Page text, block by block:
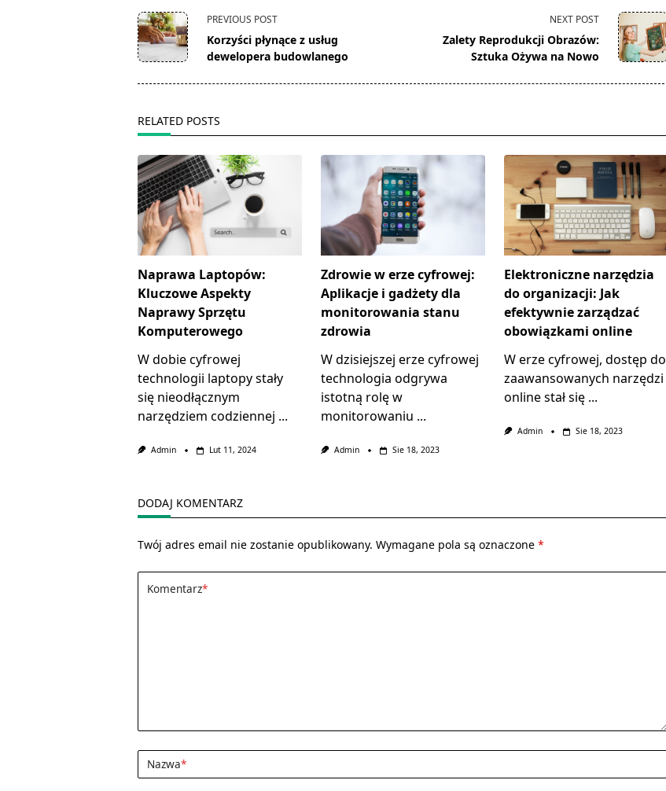
<span
class="nav-
subtitle
PREVIOUS POST
Korzyści płynące z usług
dewelopera budowlanego
NEXT POST
Zalety Reprodukcji Obrazów:
Sztuka Ożywa na Nowo
RELATED POSTS
Naprawa Laptopów:
Kluczowe Aspekty
Naprawy Sprzętu
Komputerowego
W dobie cyfrowej
technologii laptopy stały
się nieodłącznym
narzędziem codziennej ...
Admin Lut 11, 2024
Zdrowie w erze cyfrowej:
Aplikacje i gadżety dla
monitorowania stanu
zdrowia
W dzisiejszej erze cyfrowej
technologia odgrywa
istotną rolę w
monitorowaniu ...
Admin Sie 18, 2023
Elektroniczne narzędzia
do organizacji: Jak
efektywnie zarządzać
obowiązkami online
W erze cyfrowej, dostęp do
zaawansowanych narzędzi
online stał się ...
Admin Sie 18, 2023
DODAJ KOMENTARZ
Twój adres email nie zostanie opublikowany. Wymagane pola są oznaczone*
Komentarz*
Nazwa*